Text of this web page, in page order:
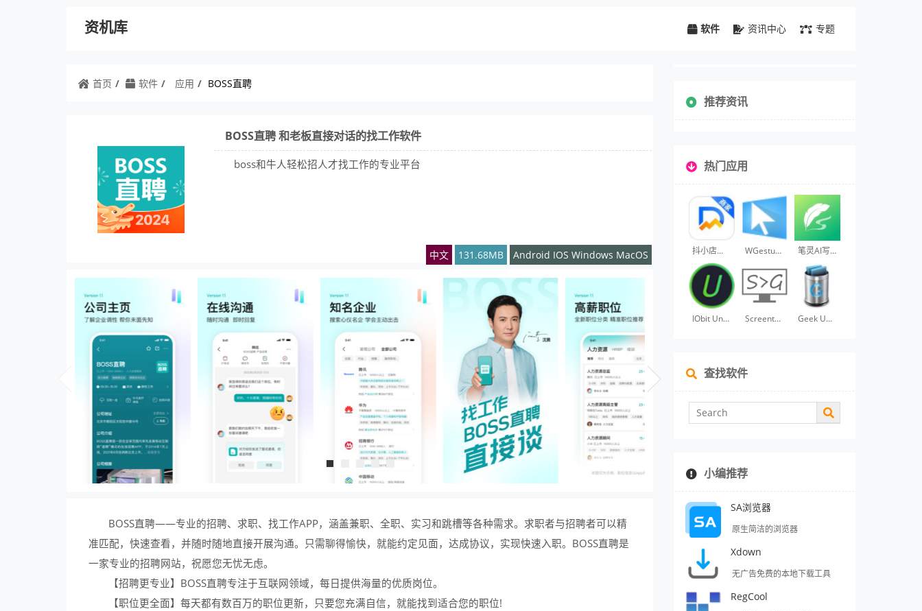
资机库 软件 资讯中心 专题
首页 软件 应用 BOSS直聘
BOSS直聘 和老板直接对话的找工作软件
boss和牛人轻松招人才找工作的专业平台
中文 131.68MB Android IOS Windows MacOS
BOSS直聘——专业的招聘、求职、找工作APP，涵盖兼职、全职、实习和跳槽等各种需求。求职者与招聘者可以精
准匹配，快速查看，并随时随地直接开展沟通。只需聊得愉快，就能约定见面，达成协议，实现快速入职。BOSS直聘是
一家专业的招聘网站，祝愿您无忧无虑。
【招聘更专业】BOSS直聘专注于互联网领域，每日提供海量的优质岗位。
【职位更全面】每天都有数百万的职位更新，只要您充满自信，就能找到适合您的职位!
推荐资讯
热门应用
抖小店商家版 WGestures 笔灵AI写作
IObit Uninstaller Screentogif Geek Uninstaller
查找软件
小编推荐
SA浏览器
原生简洁的浏览器
Xdown
无广告免费的本地下载工具
RegCool